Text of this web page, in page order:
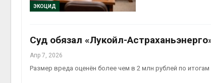
ЭКОЦИД
Суд обязал «Лукойл-
Апр 7, 2026
Размер вреда оценён более чем в 2 млн рублей по